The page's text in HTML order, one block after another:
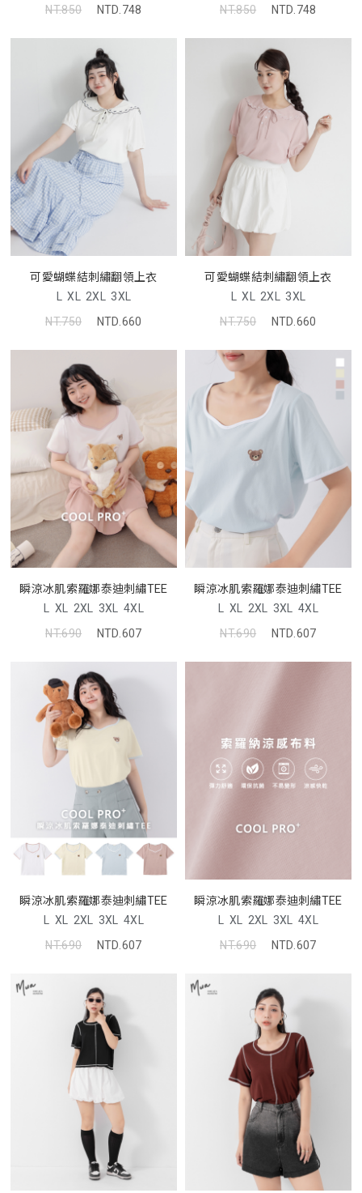
NT.850
NTD.748
NT.850
NTD.748
可愛蝴蝶結刺繡翻領上衣
L XL 2XL 3XL
NT.750
NTD.660
可愛蝴蝶結刺繡翻領上衣
L XL 2XL 3XL
NT.750
NTD.660
瞬涼冰肌索羅娜泰迪刺繡TEE
L XL 2XL 3XL 4XL
NT.690
NTD.607
瞬涼冰肌索羅娜泰迪刺繡TEE
L XL 2XL 3XL 4XL
NT.690
NTD.607
瞬涼冰肌索羅娜泰迪刺繡TEE
L XL 2XL 3XL 4XL
NT.690
NTD.607
瞬涼冰肌索羅娜泰迪刺繡TEE
L XL 2XL 3XL 4XL
NT.690
NTD.607